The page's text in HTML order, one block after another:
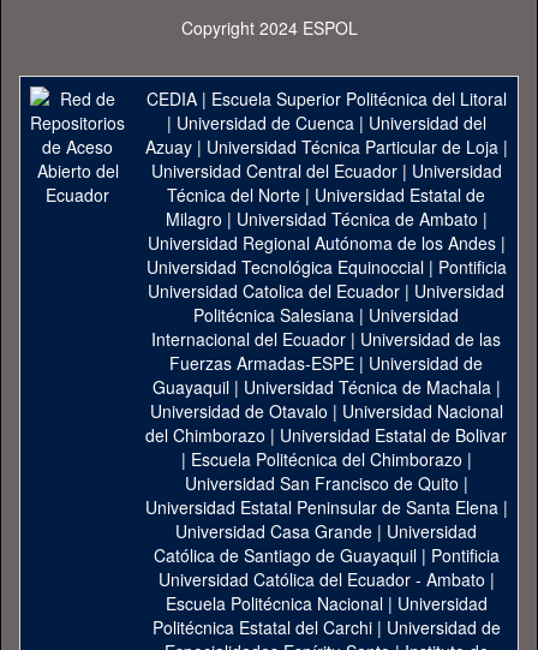
Copyright 2024 ESPOL
CEDIA| Escuela Superior Politécnica del Litoral
| Universidad de Cuenca| Universidad del
Azuay| Universidad Técnica Particular de Loja|
Universidad Central del Ecuador| Universidad
Técnica del Norte | Universidad Estatal de
Milagro | Universidad Técnica de Ambato |
Universidad Regional Autónoma de los Andes|
Universidad Tecnológica Equinoccial| Pontificia
Universidad Catolica del Ecuador | Universidad
Politécnica Salesiana | Universidad
Internacional del Ecuador | Universidad de las
Fuerzas Armadas-ESPE | Universidad de
Guayaquil| Universidad Técnica de Machala|
Universidad de Otavalo | Universidad Nacional
del Chimborazo | Universidad Estatal de Bolivar
| Escuela Politécnica del Chimborazo |
Universidad San Francisco de Quito |
Universidad Estatal Peninsular de Santa Elena|
Universidad Casa Grande | Universidad
Católica de Santiago de Guayaquil| Pontificia
Universidad Católica del Ecuador - Ambato |
Escuela Politécnica Nacional| Universidad
Politécnica Estatal del Carchi| Universidad de